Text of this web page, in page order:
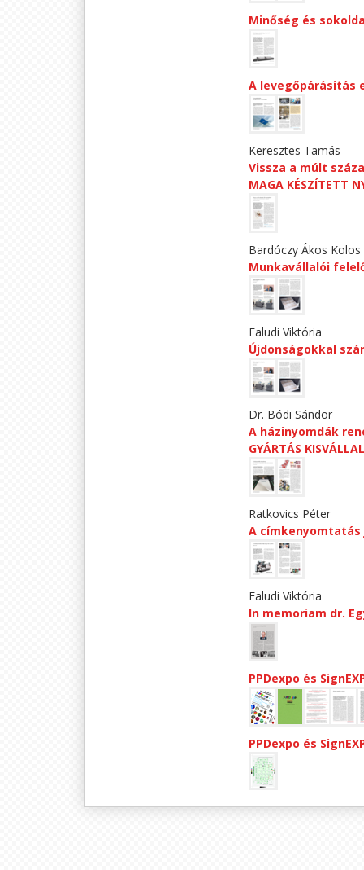
Minőség és
A levegőpárásítás
Keresztes Tamás
Vissza a múlt
MAGA KÉSZÍTETT
Bardóczy Ákos Kolos
Munkavállalói
Faludi Viktória
Újdonságokkal
Dr. Bódi Sándor
A házinyomdák
GYÁRTÁS
Ratkovics Péter
A címkenyomtatás
Faludi Viktória
In memoriam dr.
PPDexpo és
PPDexpo és